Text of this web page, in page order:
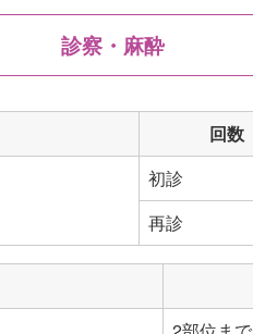
診察・麻酔
回数
初診
再診